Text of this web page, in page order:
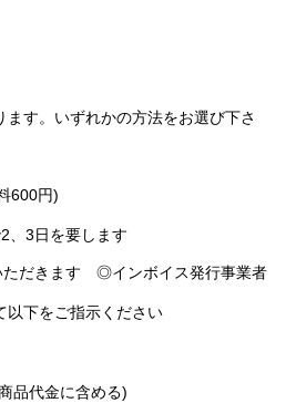
ます。いずれかの方法をお選び下さ
600円)
3日を要します
ただきます ◎インボイス発行事業者
以下をご指示ください
品代金に含める)